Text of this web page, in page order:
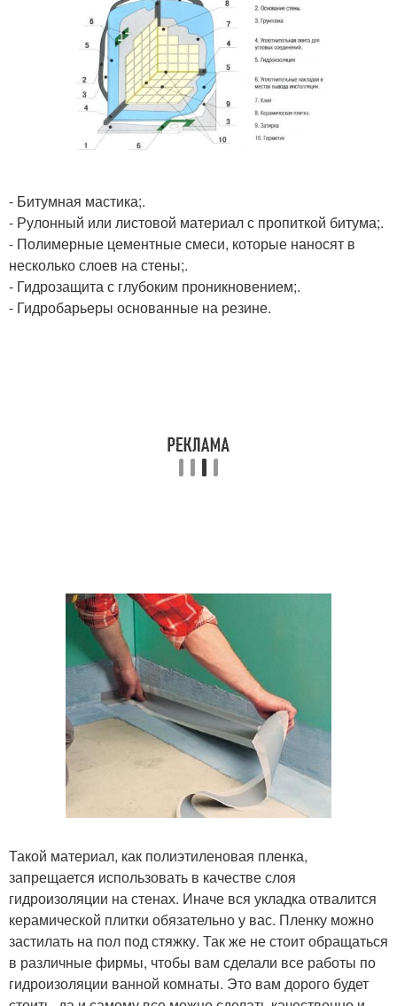
- Битумная мастика;.
- Рулонный или листовой материал с пропиткой битума;.
- Полимерные цементные смеси, которые наносят в
несколько слоев на стены;.
- Гидрозащита с глубоким проникновением;.
- Гидробарьеры основанные на резине.
Такой материал, как полиэтиленовая пленка,
запрещается использовать в качестве слоя
гидроизоляции на стенах. Иначе вся укладка отвалится
керамической плитки обязательно у вас. Пленку можно
застилать на пол под стяжку. Так же не стоит обращаться
в различные фирмы, чтобы вам сделали все работы по
гидроизоляции ванной комнаты. Это вам дорого будет